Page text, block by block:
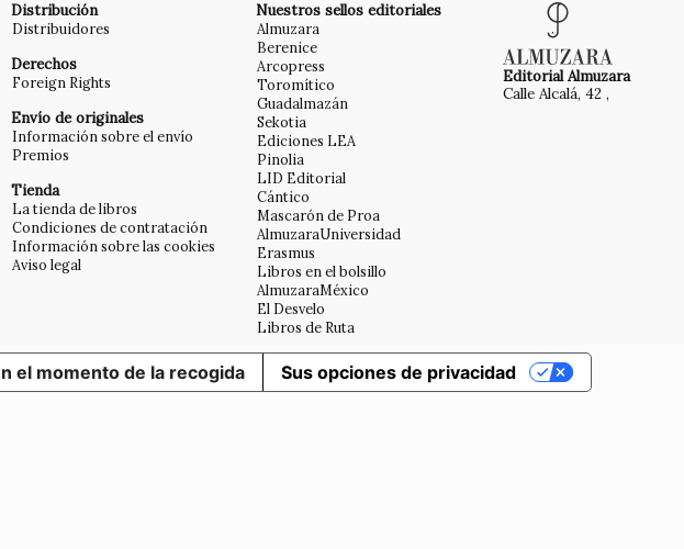
Distribución
Distribuidores
Derechos
Foreign Rights
Envío de originales
Información sobre el envío
Premios
Tienda
La tienda de libros
Condiciones de contratación
Información sobre las cookies
Aviso legal
Nuestros sellos editoriales
Almuzara
Berenice
Arcopress
Toromítico
Guadalmazán
Sekotia
Ediciones LEA
Pinolia
LID Editorial
Cántico
Mascarón de Proa
AlmuzaraUniversidad
Erasmus
Libros en el bolsillo
AlmuzaraMéxico
El Desvelo
Libros de Ruta
Editorial Almuzara
Calle Alcalá, 42 ,
el momento de la recogida Sus opciones de privacidad